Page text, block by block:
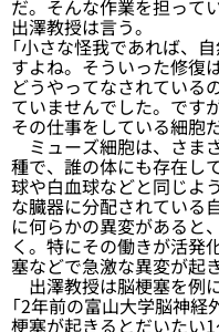
だ。そんな作業を担って
出澤教授は言う。
「小さな怪我であれば、
すよね。そういった修復
どうやってなされている
ていませんでした。です
その仕事をしている細胞
ミューズ細胞は、さま
種で、誰の体にも存在し
球や白血球などと同じよ
な臓器に分配されている
に何らかの異変があると
く。特にその働きが活発
塞などで急激な異変が起
出澤教授は脳梗塞を例
「2年前の富山大学脳神
梗塞が起きるとだいたい